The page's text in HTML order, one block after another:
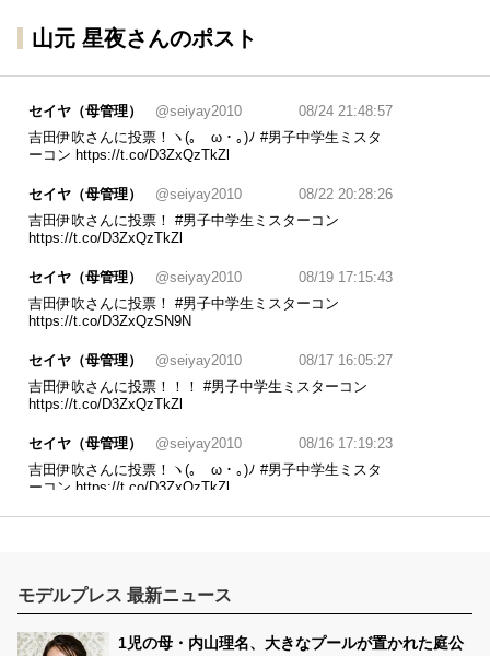
山元 星夜さんのポスト
セイヤ（母管理） @seiyay2010
08/24 21:48:57
吉田伊吹さんに投票！ヽ(｡ゝω・｡)ﾉ #男子中学生ミスタ
ーコン https://t.co/D3ZxQzTkZl
セイヤ（母管理） @seiyay2010
08/22 20:28:26
吉田伊吹さんに投票！ #男子中学生ミスターコン
https://t.co/D3ZxQzTkZl
セイヤ（母管理） @seiyay2010
08/19 17:15:43
吉田伊吹さんに投票！ #男子中学生ミスターコン
https://t.co/D3ZxQzSN9N
セイヤ（母管理） @seiyay2010
08/17 16:05:27
吉田伊吹さんに投票！！！ #男子中学生ミスターコン
https://t.co/D3ZxQzTkZl
セイヤ（母管理） @seiyay2010
08/16 17:19:23
吉田伊吹さんに投票！ヽ(｡ゝω・｡)ﾉ #男子中学生ミスタ
ーコン https://t.co/D3ZxQzTkZl
モデルプレス 最新ニュース
1児の母・内山理名、大きなプールが置かれた庭公